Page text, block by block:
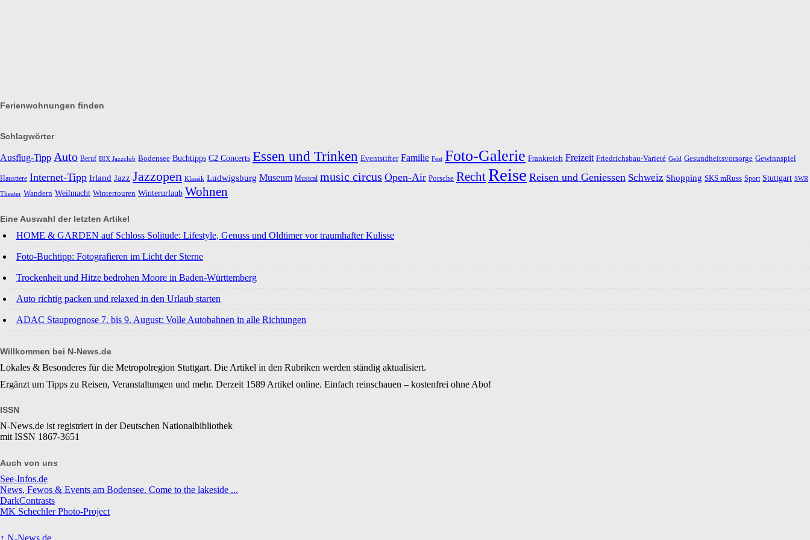
Ferienwohnungen finden
Schlagwörter
Ausflug-Tipp Auto Beruf BIX Jazzclub Bodensee Buchtipps C2 Concerts Essen und Trinken Eventstifter Familie Fest Foto-Galerie Frankreich Freizeit Friedrichsbau-Varieté Geld Gesundheitsvorsorge Gewinnspiel
Haustiere Internet-Tipp Irland Jazz Jazzopen Klassik Ludwigsburg Museum Musical music circus Open-Air Porsche RechtReise Reisen und Geniessen Schweiz Shopping SKS mRuss Sport Stuttgart SWR
Theater Wandern Weihnacht Wintertouren Winterurlaub Wohnen
Eine Auswahl der letzten Artikel
HOME & GARDEN auf Schloss Solitude: Lifestyle, Genuss und Oldtimer vor traumhafter Kulisse
Foto-Buchtipp: Fotografieren im Licht der Sterne
Trockenheit und Hitze bedrohen Moore in Baden-Württemberg
Auto richtig packen und relaxed in den Urlaub starten
ADAC Stauprognose 7. bis 9. August: Volle Autobahnen in alle Richtungen
Willkommen bei N-News.de
Lokales & Besonderes für die Metropolregion Stuttgart. Die Artikel in den Rubriken werden ständig aktualisiert.
Ergänzt um Tipps zu Reisen, Veranstaltungen und mehr. Derzeit 1589 Artikel online. Einfach reinschauen – kostenfrei ohne Abo!
ISSN
N-News.de ist registriert in der Deutschen Nationalbibliothek
mit ISSN 1867-3651
Auch von uns
See-Infos.de
News, Fewos & Events am Bodensee. Come to the lakeside ...
DarkContrasts
MK Schechler Photo-Project
↑ N-News.de